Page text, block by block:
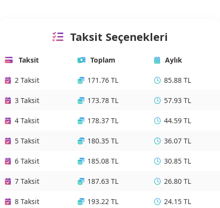
Taksit Seçenekleri
Taksit Toplam Aylık
2 Taksit 171.76 TL 85.88 TL
3 Taksit 173.78 TL 57.93 TL
4 Taksit 178.37 TL 44.59 TL
5 Taksit 180.35 TL 36.07 TL
6 Taksit 185.08 TL 30.85 TL
7 Taksit 187.63 TL 26.80 TL
8 Taksit 193.22 TL 24.15 TL